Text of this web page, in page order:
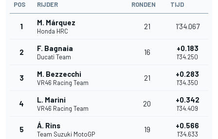
POS RIJDER RONDEN TIJD
1 M. Márquez
Honda HRC
21 1'34.067
2 F. Bagnaia
Ducati Team
16 +0.183
1'34.250
3 M. Bezzecchi
VR46 Racing Team
21 +0.283
1'34.350
4 L. Marini
VR46 Racing Team
20 +0.342
1'34.409
5 Á. Rins
Team Suzuki MotoGP
19 +0.566
1'34.633